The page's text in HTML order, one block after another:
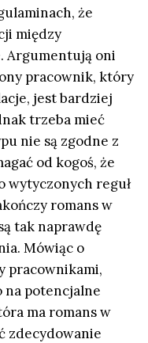
że
między
Argumentują oni
pracownik, który
jest bardziej
trzeba mieć
nie są zgodne z
od kogoś, że
wytyczonych reguł
romans w
tak naprawdę
Mówiąc o
pracownikami,
potencjalne
ma romans w
zdecydowanie